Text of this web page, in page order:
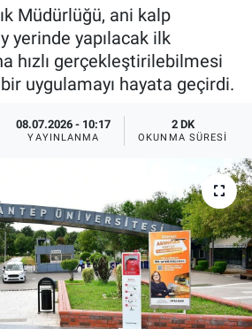
Müdürlüğü, ani kalp
yerinde yapılacak ilk
hızlı gerçekleştirilebilmesi
uygulamayı hayata geçirdi.
08.07.2026 - 10:17
YAYINLANMA
2 DK
OKUNMA SÜRESI